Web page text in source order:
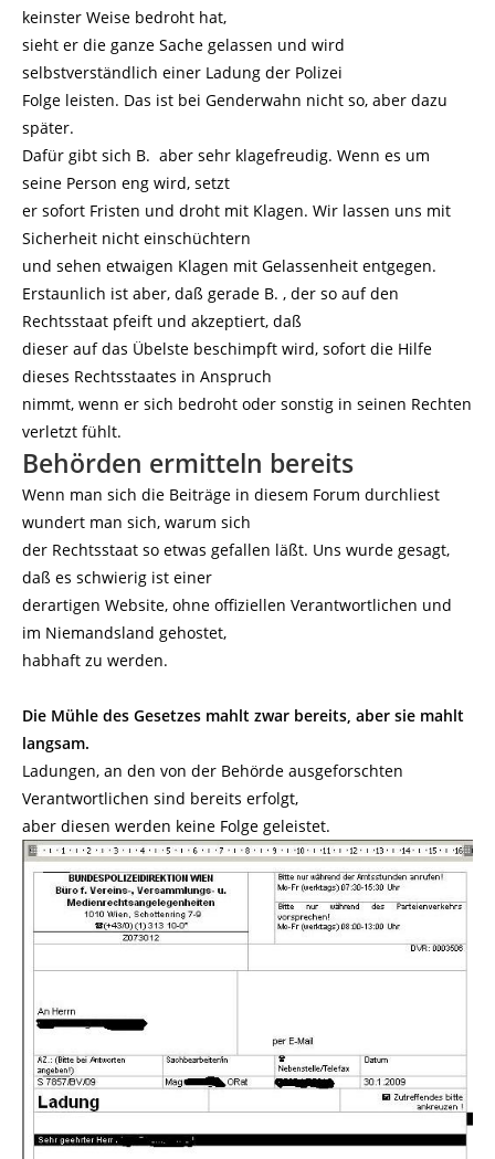
keinster Weise bedroht hat,
sieht er die ganze Sache gelassen und wird
selbstverständlich einer Ladung der Polizei
Folge leisten. Das ist bei Genderwahn nicht so, aber dazu
später.
Dafür gibt sich B. aber sehr klagefreudig. Wenn es um
seine Person eng wird, setzt
er sofort Fristen und droht mit Klagen. Wir lassen uns mit
Sicherheit nicht einschüchtern
und sehen etwaigen Klagen mit Gelassenheit entgegen.
Erstaunlich ist aber, daß gerade B. , der so auf den
Rechtsstaat pfeift und akzeptiert, daß
dieser auf das Übelste beschimpft wird, sofort die Hilfe
dieses Rechtsstaates in Anspruch
nimmt, wenn er sich bedroht oder sonstig in seinen Rechten
verletzt fühlt.
Behörden ermitteln bereits
Wenn man sich die Beiträge in diesem Forum durchliest
wundert man sich, warum sich
der Rechtsstaat so etwas gefallen läßt. Uns wurde gesagt,
daß es schwierig ist einer
derartigen Website, ohne offiziellen Verantwortlichen und
im Niemandsland gehostet,
habhaft zu werden.
Die Mühle des Gesetzes mahlt zwar bereits, aber sie mahlt
langsam.
Ladungen, an den von der Behörde ausgeforschten
Verantwortlichen sind bereits erfolgt,
aber diesen werden keine Folge geleistet.